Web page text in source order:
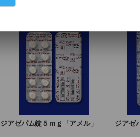
ジアゼパム錠５ｍｇ「アメル」 ジアゼ